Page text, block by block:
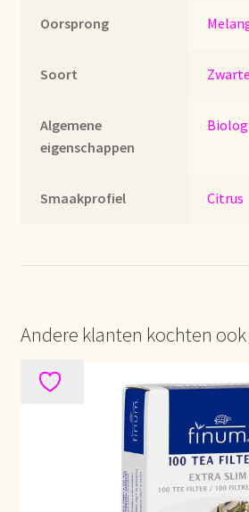
Lista de precios actualizada.
Liste de prix actuelle
Mehrsprachigkeit
Mentions légales
Oorsprong
Soort
Algemene
eigenschappen
Smaakprofiel Citrus
Andere klanten kochten ook